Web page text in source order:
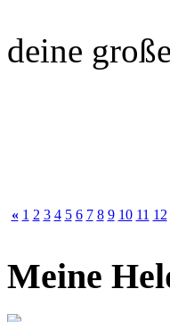
deine
« 1 2 3 4 5 6 7 8 9 10 11 12
Meine